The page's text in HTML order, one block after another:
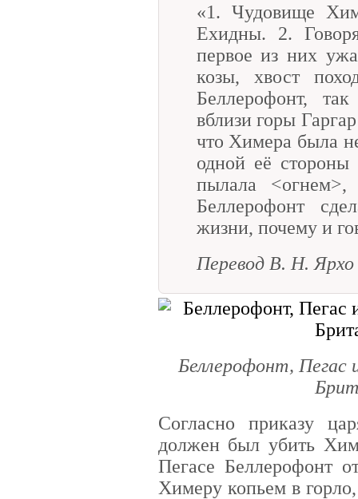
«1. Чудовище
Ехидны. 2.
первое из них
козы, хвост
Беллерофонт,
вблизи горы
что Химера была
одной её
пылала
Беллерофонт
жизни, почему и
Перевод В. Н. Ярхо
Беллерофонт, Пегас
Согласно приказу
должен был убить
Пегасе Беллерофонт
Химеру копьем в